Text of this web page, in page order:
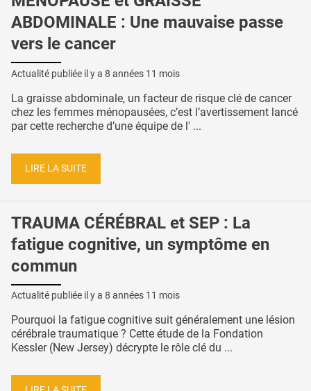
ABDOMINALE : Une mauvaise passe
vers le cancer
Actualité publiée il y a 8 années 11 mois
La graisse abdominale, un facteur de risque clé de cancer
chez les femmes ménopausées, c’est l’avertissement lancé
par cette recherche d’une équipe de l' ...
LIRE LA SUITE
TRAUMA CÉRÉBRAL et SEP : La
fatigue cognitive, un symptôme en
commun
Actualité publiée il y a 8 années 11 mois
Pourquoi la fatigue cognitive suit généralement une lésion
cérébrale traumatique ? Cette étude de la Fondation
Kessler (New Jersey) décrypte le rôle clé du ...